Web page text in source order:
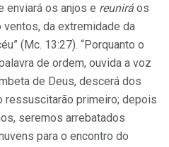
enviará os anjos e reuniráos
da extremidade da
(Mc. 13:27). “Porquanto o
de ordem, ouvida a voz
de Deus, descerá dos
ressuscitarão primeiro; depois
seremos arrebatados
para o encontro do